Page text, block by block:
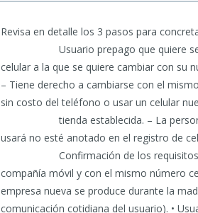
Revisa en detalle los 3 pasos para
Usuario prepago que quiere
celular a la que se quiere cambiar con su
– Tiene derecho a cambiarse con el
sin costo del teléfono o usar un celular
tienda establecida. – La
usará no esté anotado en el registro de
Confirmación de los
compañía móvil y con el mismo número
empresa nueva se produce durante la
comunicación cotidiana del usuario). •